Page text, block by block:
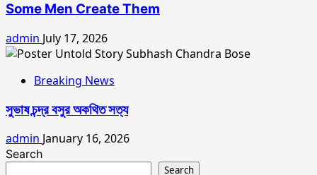
Some Men Create Them
admin July 17, 2026
Breaking News
সুভাষ চন্দ্র বসুর অকথিত সত্য
admin January 16, 2026
Search
Search